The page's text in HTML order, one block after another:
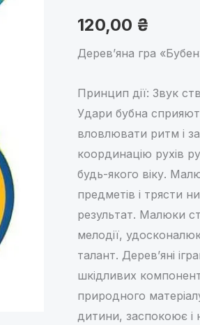
120,00 ₴
Дерев’яна гра
Принцип дії: Звук
Удари бубна
вловлювати ритм і
координацію рухів
будь-якого віку.
предметів і трясти
результат. Малюки
мелодії,
талант. Дерев’яні
шкідливих
природного
дитини, заспокоює і